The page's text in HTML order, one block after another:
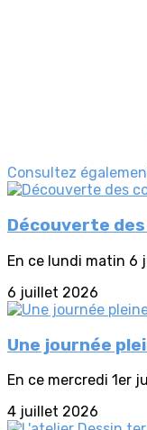
Consultez
Découverte
En ce lundi matin 6
6 juillet 2026
Une journée
En ce mercredi 1er
4 juillet 2026